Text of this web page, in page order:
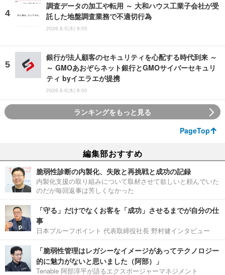
調査データの加工や転用 ～ 大和ハウス工業子会社が受
託した地盤調査業務で不適切行為
2026.8.5(水) 8:05
銀行が法人顧客のセキュリティを心配する時代到来 ～
～ GMOあおぞらネット銀行とGMOサイバーセキュリ
ティ byイエラエが提携
2026.8.6(木) 8:00
ランキングをもっと見る
PageTop
編集部おすすめ
脆弱性診断の内製化、失敗と再挑戦と成功の記録
内製化支援の取り組みについて取材させて欲しいと頼んでいた
のだが毎回返事は芳しくなかった
「守る」だけでなくお客を「成功」させるまでが自分の仕
事
日本プルーフポイント 代表取締役社長 野村健インタビュー
「脆弱性管理はレガシーなイメージがあってテクノロジー
的に魅力がないと思いました（阿部）」
Tenable 阿部淳平が語るエクスポージャーマネジメント